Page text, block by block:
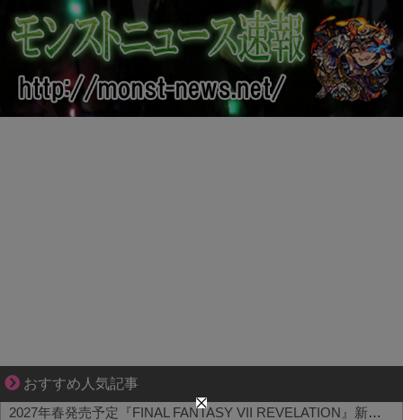
おすすめ人気記事
ゾッとして、ほろりとする奇妙な物語。
2027年春発売予定『FINAL FANTASY VII REVELATION』新映像が「gamescom Opening Night Live」で公開！8/26 午前3時配信予定